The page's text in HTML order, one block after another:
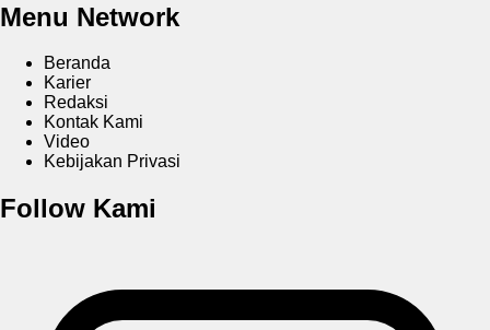
Menu Network
Beranda
Karier
Redaksi
Kontak Kami
Video
Kebijakan Privasi
Follow Kami